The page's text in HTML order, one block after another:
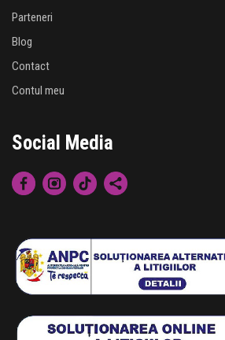
Parteneri
Blog
Contact
Contul meu
Social Media